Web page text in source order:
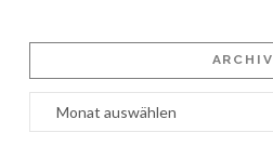
ARCHIV
Archiv